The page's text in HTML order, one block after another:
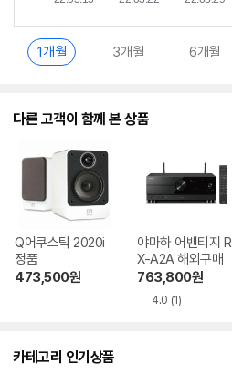
1개월 3개월 6개월
다른 고객이 함께 본 상품
Q어쿠스틱 2020i
정품
473,500원
야마하 어밴티지 R
X-A2A 해외구매
763,800원
4.0 (1)
카테고리 인기상품